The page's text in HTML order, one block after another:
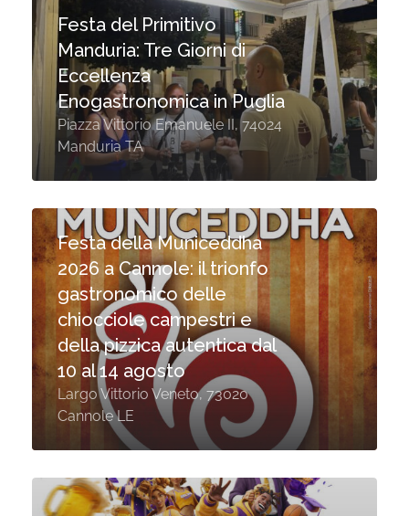
Festa del Primitivo
Manduria: Tre Giorni di
Eccellenza
Enogastronomica in Puglia
Piazza Vittorio Emanuele II, 74024
Manduria TA
Festa della Municeddha
2026 a Cannole: il trionfo
gastronomico delle
chiocciole campestri e
della pizzica autentica dal
10 al 14 agosto
Largo Vittorio Veneto, 73020
Cannole LE